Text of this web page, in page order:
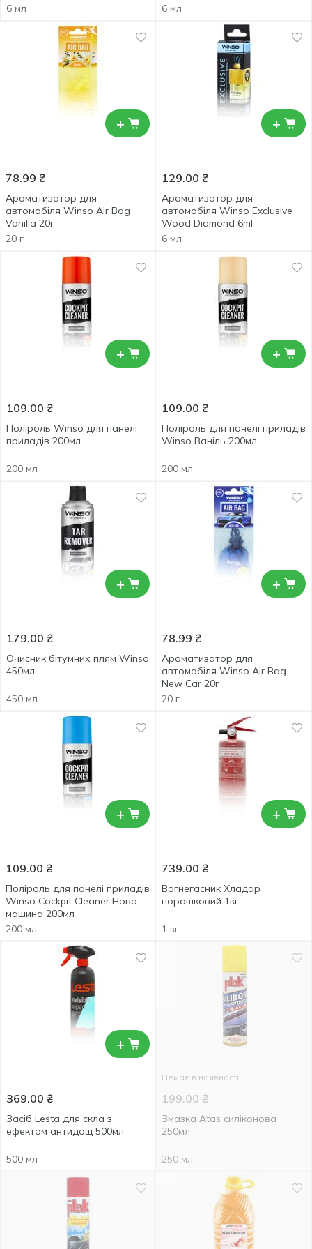
6 мл
6 мл
+
78.99 ₴
Ароматизатор для
автомобіля Winso Air Bag
Vanilla 20г
20 г
+
129.00 ₴
Ароматизатор для
автомобіля Winso Exclusive
Wood Diamond 6ml
6 мл
+
109.00 ₴
Поліроль Winso для панелі
приладів 200мл
200 мл
+
109.00 ₴
Поліроль для панелі приладів
Winso Ваніль 200мл
200 мл
+
179.00 ₴
Очисник бітумних плям Winso
450мл
450 мл
+
78.99 ₴
Ароматизатор для
автомобіля Winso Air Bag
New Car 20г
20 г
+
109.00 ₴
Поліроль для панелі приладів
Winso Cockpit Cleaner Нова
машина 200мл
200 мл
+
739.00 ₴
Вогнегасник Хладар
порошковий 1кг
1 кг
+
369.00 ₴
Засіб Lesta для скла з
ефектом антидощ 500мл
500 мл
Немає в наявності
199.00 ₴
Змазка Atas силіконова
250мл
250 мл